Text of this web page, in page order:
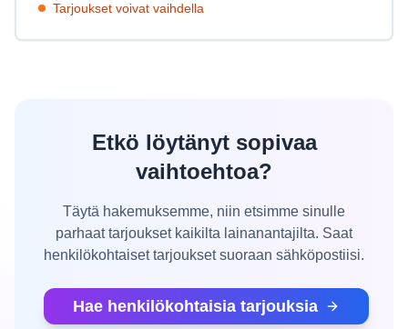
Tarjoukset voivat vaihdella
Etkö löytänyt sopivaa
vaihtoehtoa?
Täytä hakemuksemme, niin etsimme sinulle
parhaat tarjoukset kaikilta lainanantajilta. Saat
henkilökohtaiset tarjoukset suoraan sähköpostiisi.
Hae henkilökohtaisia tarjouksia